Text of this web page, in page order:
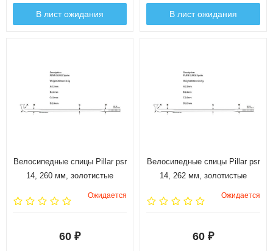
В лист ожидания В лист ожидания
Велосипедные спицы Pillar psr
14, 260 мм, золотистые
Ожидается
60 ₽
Велосипедные спицы Pillar psr
14, 262 мм, золотистые
Ожидается
60 ₽